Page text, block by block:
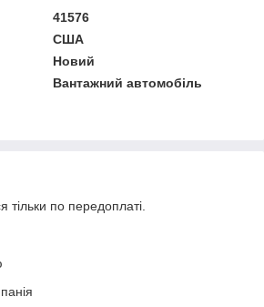
41576
США
Новий
Вантажний автомобіль
тільки по передоплаті.